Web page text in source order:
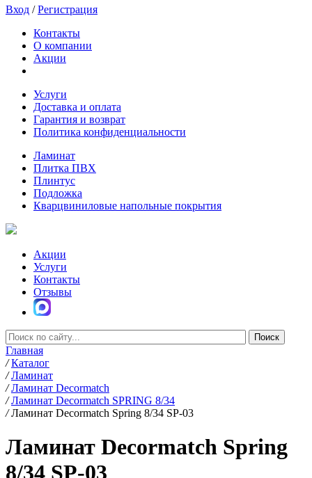
Вход /Регистрация
Контакты
О компании
Акции
Услуги
Доставка и оплата
Гарантия и возврат
Политика конфиденциальности
Ламинат
Плитка ПВХ
Плинтус
Подложка
Кварцвиниловые напольные покрытия
Акции
Услуги
Контакты
Отзывы
Главная
/ Каталог
/ Ламинат
/ Ламинат Decormatch
/ Ламинат Decormatch SPRING 8/34
/ Ламинат Decormatch Spring 8/34 SP-03
Ламинат Decormatch Spring
8/34 SP-03